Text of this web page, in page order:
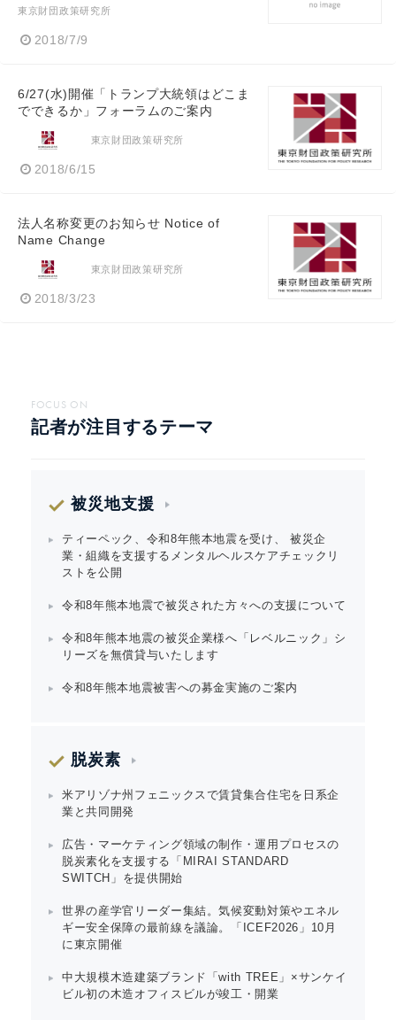
東京財団政策研究所
2018/7/9
6/27(水)開催「トランプ大統領はどこま
でできるか」フォーラムのご案内
東京財団政策研究所
2018/6/15
法人名称変更のお知らせ Notice of
Name Change
東京財団政策研究所
2018/3/23
FOCUS ON
記者が注目するテーマ
被災地支援
ティーペック、令和8年熊本地震を受け、 被災企
業・組織を支援するメンタルヘルスケアチェックリ
ストを公開
令和8年熊本地震で被災された方々への支援について
令和8年熊本地震の被災企業様へ「レベルニック」シ
リーズを無償貸与いたします
令和8年熊本地震被害への募金実施のご案内
脱炭素
米アリゾナ州フェニックスで賃貸集合住宅を日系企
業と共同開発
広告・マーケティング領域の制作・運用プロセスの
脱炭素化を支援する「MIRAI STANDARD
SWITCH」を提供開始
世界の産学官リーダー集結。気候変動対策やエネル
ギー安全保障の最前線を議論。「ICEF2026」10月
に東京開催
中大規模木造建築ブランド「with TREE」×サンケイ
ビル初の木造オフィスビルが竣工・開業